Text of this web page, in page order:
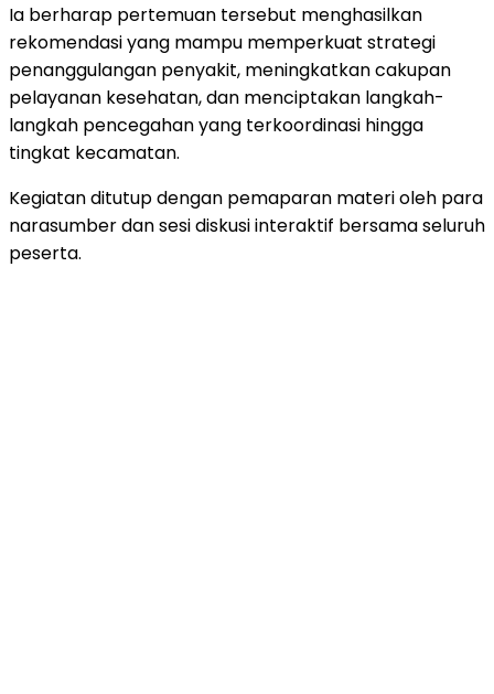
Ia berharap pertemuan tersebut menghasilkan
rekomendasi yang mampu memperkuat strategi
penanggulangan penyakit, meningkatkan cakupan
pelayanan kesehatan, dan menciptakan langkah-
langkah pencegahan yang terkoordinasi hingga
tingkat kecamatan.
Kegiatan ditutup dengan pemaparan materi oleh para
narasumber dan sesi diskusi interaktif bersama seluruh
peserta.